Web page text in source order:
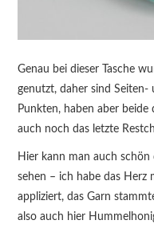
Genau bei dieser Tasche
genutzt, daher sind Seiten-
Punkten, haben aber
auch noch das letzte
Hier kann man auch schön
sehen – ich habe das Herz
appliziert, das Garn
also auch hier